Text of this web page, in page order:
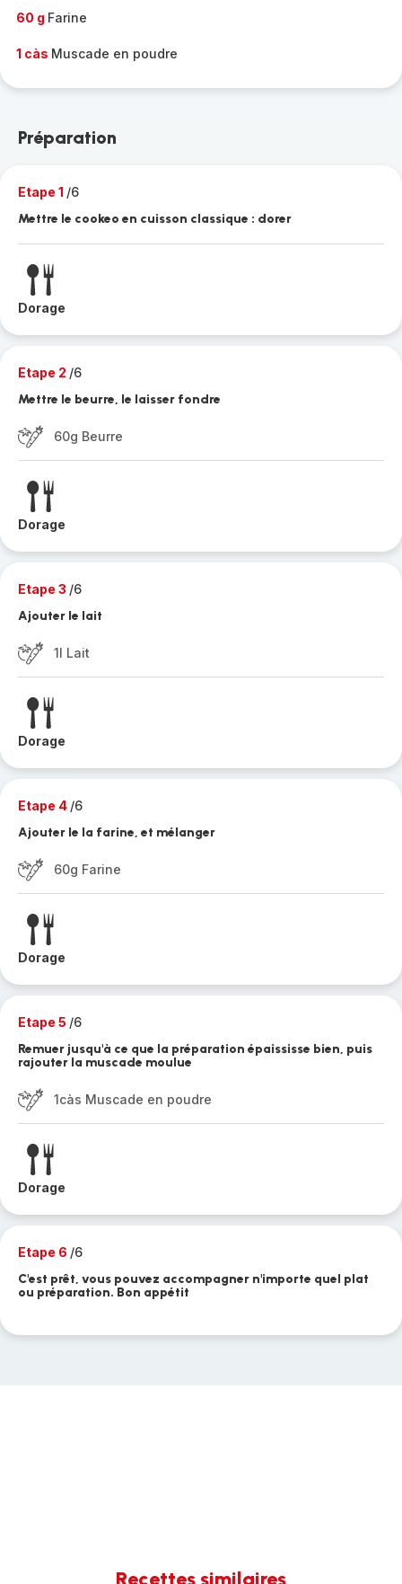
60 g Farine
1 càs Muscade en poudre
Préparation
Etape 1 /6
Mettre le cookeo en cuisson classique : dorer
Dorage
Etape 2 /6
Mettre le beurre, le laisser fondre
60g Beurre
Dorage
Etape 3 /6
Ajouter le lait
1l Lait
Dorage
Etape 4 /6
Ajouter le la farine, et mélanger
60g Farine
Dorage
Etape 5 /6
Remuer jusqu'à ce que la préparation épaississe bien, puis
rajouter la muscade moulue
1càs Muscade en poudre
Dorage
Etape 6 /6
C'est prêt, vous pouvez accompagner n'importe quel plat
ou préparation. Bon appétit
Recettes similaires